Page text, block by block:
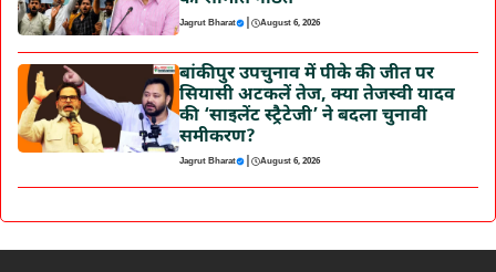
Jagrut Bharat | August 6, 2026
बांकीपुर उपचुनाव में पीके की जीत पर
सियासी अटकलें तेज, क्या तेजस्वी यादव
की ‘साइलेंट स्ट्रैटेजी’ ने बदला चुनावी
समीकरण?
Jagrut Bharat | August 6, 2026